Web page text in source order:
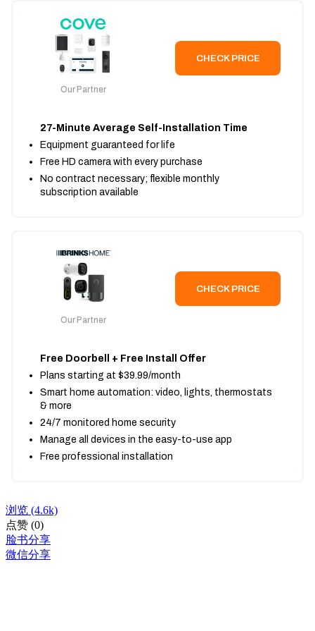
浏览 (4.6k)
点赞 (0)
脸书分享
微信分享